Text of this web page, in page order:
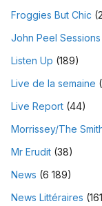
Froggies But Chic
John Peel Sessions
Listen Up (189)
Live de la semaine
Live Report (44)
Morrissey/The
Mr Erudit (38)
News (6 189)
News Littéraires